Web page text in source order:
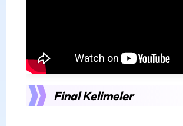
Final Kelimeler